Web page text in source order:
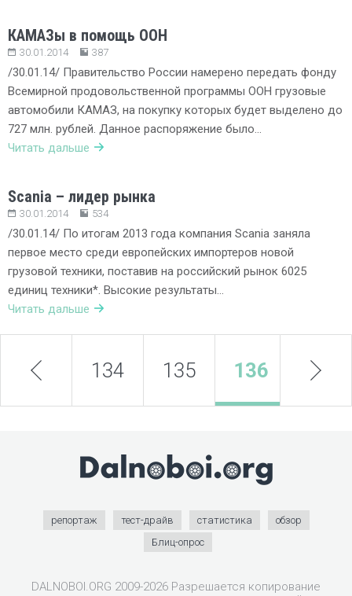
КАМАЗы в помощь ООН
30.01.2014 387
/30.01.14/ Правительство России намерено передать фонду
Всемирной продовольственной программы ООН грузовые
автомобили КАМАЗ, на покупку которых будет выделено до
727 млн. рублей. Данное распоряжение было…
Читать дальше
Scania – лидер рынка
30.01.2014 534
/30.01.14/ По итогам 2013 года компания Scania заняла
первое место среди европейских импортеров новой
грузовой техники, поставив на российский рынок 6025
единиц техники*. Высокие результаты…
Читать дальше
prev 134 135 136 137
next
репортаж тест-драйв статистика
обзор
Блиц-опрос
DALNOBOI.ORG 2009-2026 Разрешается копирование